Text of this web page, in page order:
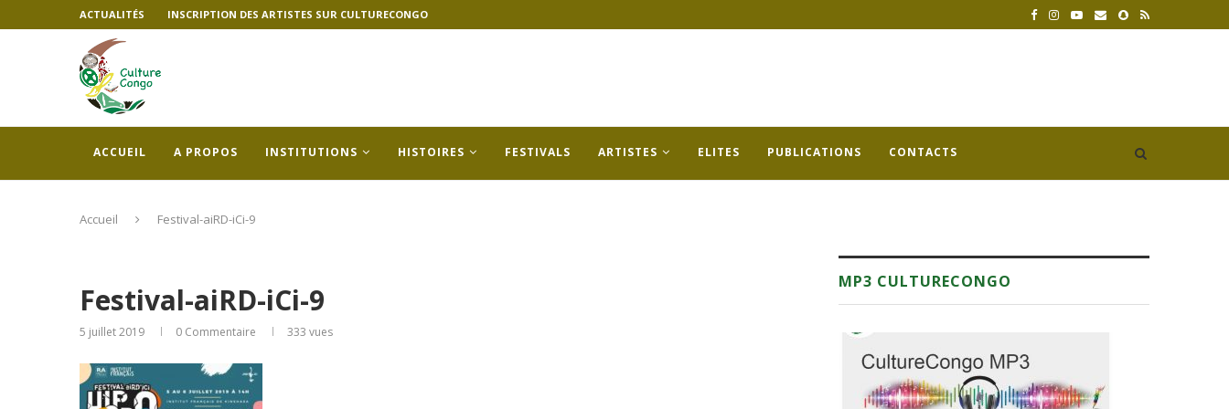
ACTUALITÉS INSCRIPTION DES ARTISTES SUR CULTURECONGO
ACCUEIL A PROPOS INSTITUTIONS HISTOIRES FESTIVALS ARTISTES ELITES PUBLICATIONS CONTACTS
Accueil Festival-aiRD-iCi-9
Festival-aiRD-iCi-9
5 juillet 2019 0 Commentaire 333 vues
MP3 CULTURECONGO